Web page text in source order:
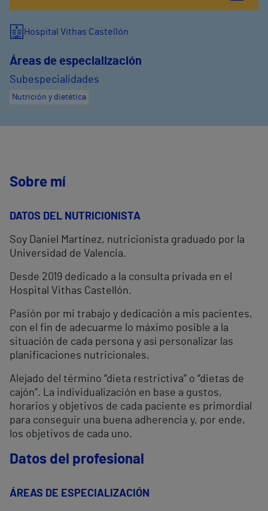
Hospital Vithas Castellón
Áreas de especialización
Subespecialidades
Nutrición y dietética
Sobre mí
DATOS DEL NUTRICIONISTA
Soy Daniel Martínez, nutricionista graduado por la
Universidad de Valencia.
Desde 2019 dedicado a la consulta privada en el
Hospital Vithas Castellón.
Pasión por mi trabajo y dedicación a mis pacientes,
con el fin de adecuarme lo máximo posible a la
situación de cada persona y así personalizar las
planificaciones nutricionales.
Alejado del término “dieta restrictiva” o “dietas de
cajón”. La individualización en base a gustos,
horarios y objetivos de cada paciente es primordial
para conseguir una buena adherencia y, por ende,
los objetivos de cada uno.
Datos del profesional
ÁREAS DE ESPECIALIZACIÓN